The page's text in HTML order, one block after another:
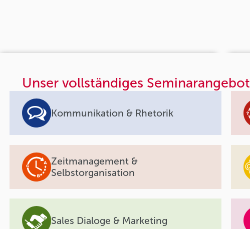
Unser vollständiges Seminarangebot
Kommunikation & Rhetorik
Zeitmanagement &
Selbstorganisation
Sales Dialoge & Marketing